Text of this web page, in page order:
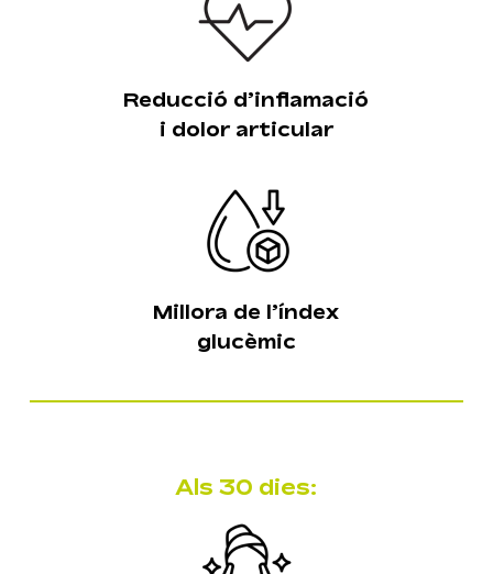
Reducció d’inflamació
i dolor articular
Millora de l’índex
glucèmic
Als 30 dies: